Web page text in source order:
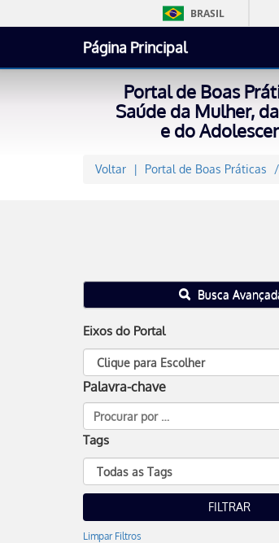
BRASIL
Página Principal
Portal de Boas
Saúde da Mulher,
e do
Voltar Portal de Boas Práticas
Busca
Eixos do Portal
Palavra-chave
Tags
Limpar Filtros